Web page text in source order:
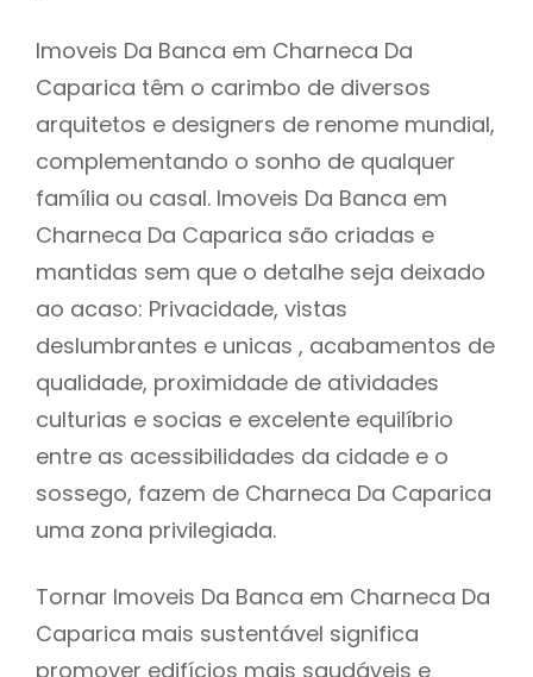
Imoveis Da Banca em Charneca Da
Caparica têm o carimbo de diversos
arquitetos e designers de renome mundial,
complementando o sonho de qualquer
família ou casal. Imoveis Da Banca em
Charneca Da Caparica são criadas e
mantidas sem que o detalhe seja deixado
ao acaso: Privacidade, vistas
deslumbrantes e unicas , acabamentos de
qualidade, proximidade de atividades
culturias e socias e excelente equilíbrio
entre as acessibilidades da cidade e o
sossego, fazem de Charneca Da Caparica
uma zona privilegiada.
Tornar Imoveis Da Banca em Charneca Da
Caparica mais sustentável significa
promover edifícios mais saudáveis e